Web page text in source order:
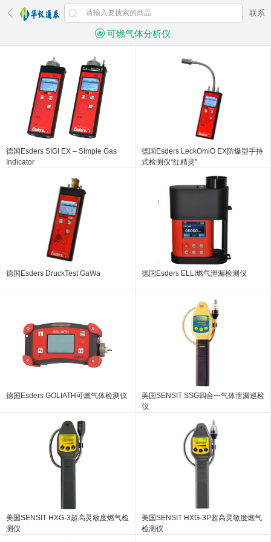
联系
可燃气体分析仪
德国Esders SIGI EX – SImple Gas
Indicator
德国Esders LeckOmiO EX防爆型手持
式检测仪“红精灵”
德国Esders DruckTest GaWa 德国Esders ELLI燃气泄漏检测仪
德国Esders GOLIATH可燃气体检测仪
美国SENSIT SSG四合一气体泄漏巡检
仪
美国SENSIT HXG-3超高灵敏度燃气检
测仪
美国SENSIT HXG-3P超高灵敏度燃气
检测仪